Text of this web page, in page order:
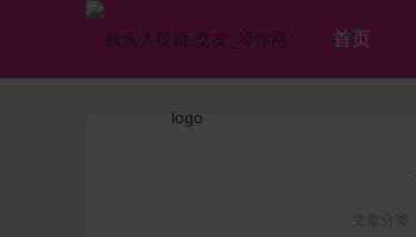
首页
文章分类：